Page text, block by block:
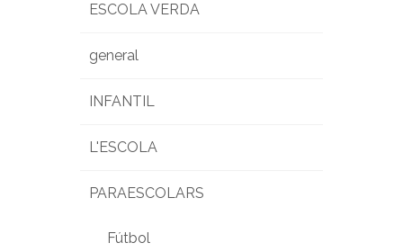
ESCOLA VERDA
general
INFANTIL
L'ESCOLA
PARAESCOLARS
Fútbol